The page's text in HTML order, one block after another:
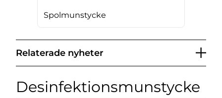
Spolmunstycke
Relaterade nyheter
Desinfektionsmunstycke